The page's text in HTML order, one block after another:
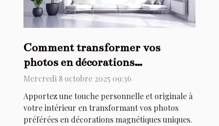
Comment transformer vos
photos en décorations
magnétiques uniques ?
Mercredi 8 octobre 2025 09:36
Apportez une touche personnelle et originale à
votre intérieur en transformant vos photos
préférées en décorations magnétiques uniques.